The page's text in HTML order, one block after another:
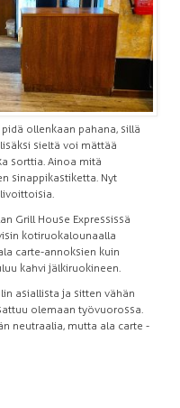
ollenkaan pahana, sillä
sieltä voi mättää
sorttia. Ainoa mitä
sinappikastiketta. Nyt
Grill House Expressissä
kotiruokalounaalla
carte-annoksien kuin
kahvi jälkiruokineen.
asiallista ja sitten vähän
olemaan työvuorossa.
neutraalia, mutta ala carte -